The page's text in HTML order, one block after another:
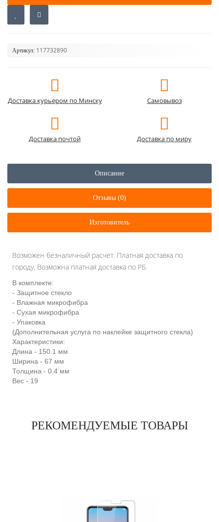
Артикул: 117732890
Доставка курьером по Минску Самовывоз
Доставка почтой Доставка по миру
Описание
Отзывы (0)
Изготовитель
Возможен безналичный расчет. Платная доставка по
городу. Возможна платная доставка по РБ.
В комплекте:
- Защитное стекло
- Влажная микрофибра
- Сухая микрофибра
- Упаковка
(Дополнительная услуга по наклейке защитного стекла)
Характеристики:
Длина - 150.1 мм
Ширина - 67 мм
Толщина - 0.4 мм
Вес - 19
РЕКОМЕНДУЕМЫЕ ТОВАРЫ